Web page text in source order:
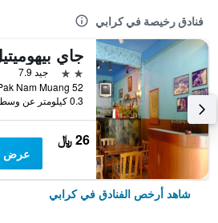
فنادق رخيصة في كرابي
جاي
2 نجمتين
جيد 7.9
0.3 كيلومتر عن وسط المدينة
26 ﷼
عرض
شاهد أرخص الفنادق في كرابي